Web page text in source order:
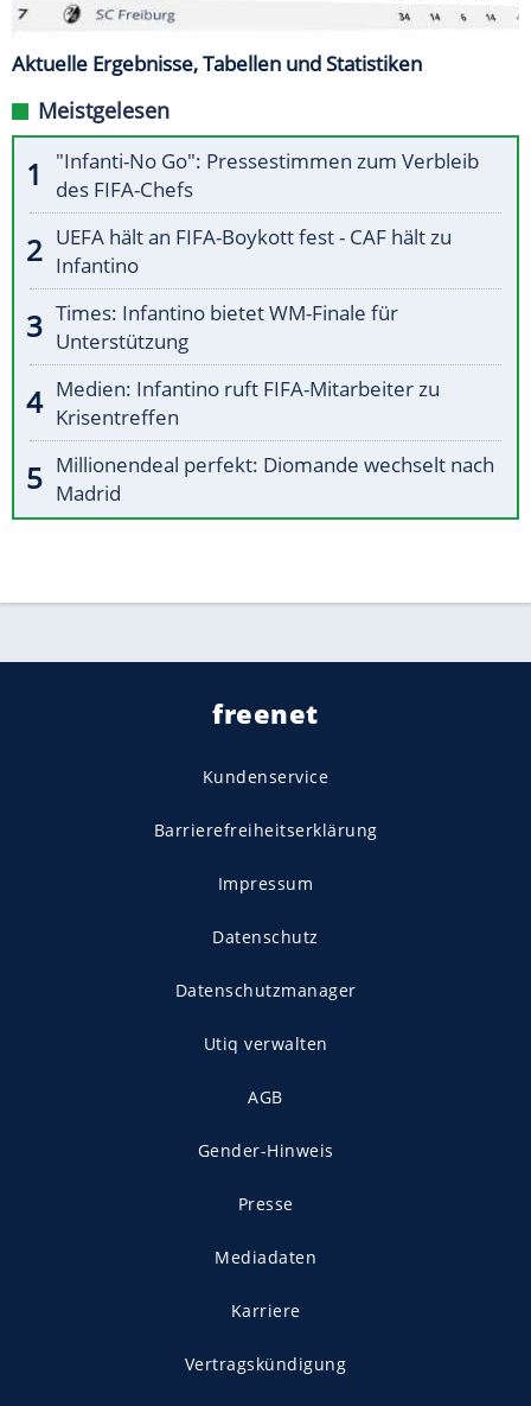
Aktuelle Ergebnisse, Tabellen und Statistiken
Meistgelesen
"Infanti-No Go": Pressestimmen zum Verbleib
des FIFA-Chefs
UEFA hält an FIFA-Boykott fest - CAF hält zu
Infantino
Times: Infantino bietet WM-Finale für
Unterstützung
Medien: Infantino ruft FIFA-Mitarbeiter zu
Krisentreffen
Millionendeal perfekt: Diomande wechselt nach
Madrid
freenet
Kundenservice
Barrierefreiheitserklärung
Impressum
Datenschutz
Datenschutzmanager
Utiq verwalten
AGB
Gender-Hinweis
Presse
Mediadaten
Karriere
Vertragskündigung